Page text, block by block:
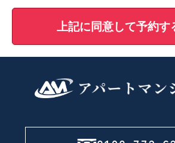
上記に同意して予約す